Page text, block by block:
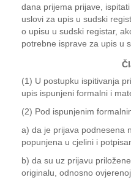
dana prijema prijave,
uslovi za upis u sudski
o upisu u sudski registar,
potrebne isprave za upis u
(1) U postupku ispitivanja
upis ispunjeni formalni i
(2) Pod ispunjenim
a) da je prijava podnesena
popunjena u cjelini i
b) da su uz prijavu
originalu, odnosno